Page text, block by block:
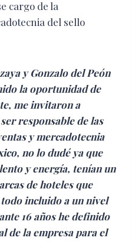
cargo de la
del sello
y Gonzalo del Peón
la oportunidad de
me invitaron a
responsable de las
y mercadotecnia
no lo dudé ya que
y energía, tenían un
de hoteles que
incluido a un nivel
16 años he definido
de la empresa para el